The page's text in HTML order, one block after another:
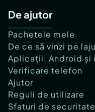
De ajutor
Pachetele mele
De ce să vinzi pe
Aplicații: Android și
Verificare telefon
Ajutor
Reguli de utilizare
Sfaturi de securitate